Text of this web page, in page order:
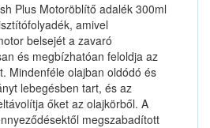
Plus Motoröblítő adalék 300ml
amivel
belsejét a zavaró
és megbízhatóan feloldja az
Mindenféle olajban oldódó és
lebegésben tart, és az
őket az olajkörből. A
megszabadított